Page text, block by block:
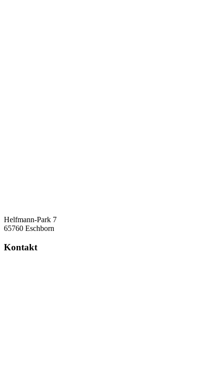
Helfmann-Park 7
65760 Eschborn
Kontakt